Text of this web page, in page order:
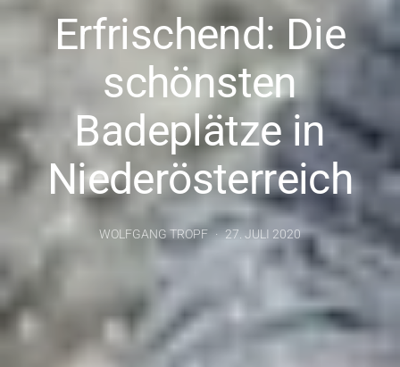
Erfrischend: Die
schönsten
Badeplätze in
Niederösterreich
WOLFGANG TROPF 27. JULI 2020